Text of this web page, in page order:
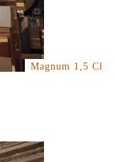
Magnum 1,5 Cl